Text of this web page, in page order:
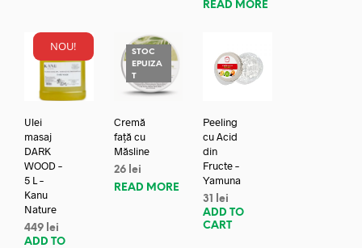
READ MORE
NOU!
Ulei
masaj
DARK
WOOD –
5 L –
Kanu
Nature
449 lei
ADD TO
STOC
EPUIZA
T
Cremă
față cu
Măsline
26 lei
READ MORE
Peeling
cu Acid
din
Fructe –
Yamuna
31
lei
ADD TO
CART